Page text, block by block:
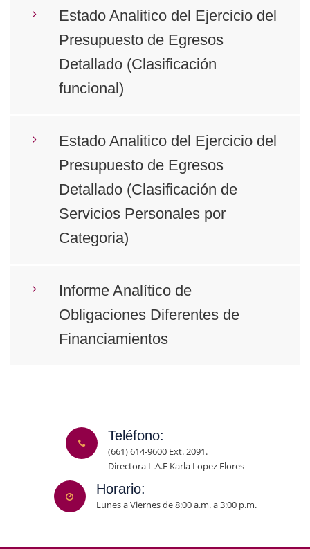
Estado Analitico del Ejercicio del
Presupuesto de Egresos
Detallado (Clasificación
funcional)
Estado Analitico del Ejercicio del
Presupuesto de Egresos
Detallado (Clasificación de
Servicios Personales por
Categoria)
Informe Analítico de
Obligaciones Diferentes de
Financiamientos
Teléfono:
(661) 614-9600 Ext. 2091.
Directora L.A.E Karla Lopez Flores
Horario:
Lunes a Viernes de 8:00 a.m. a 3:00 p.m.